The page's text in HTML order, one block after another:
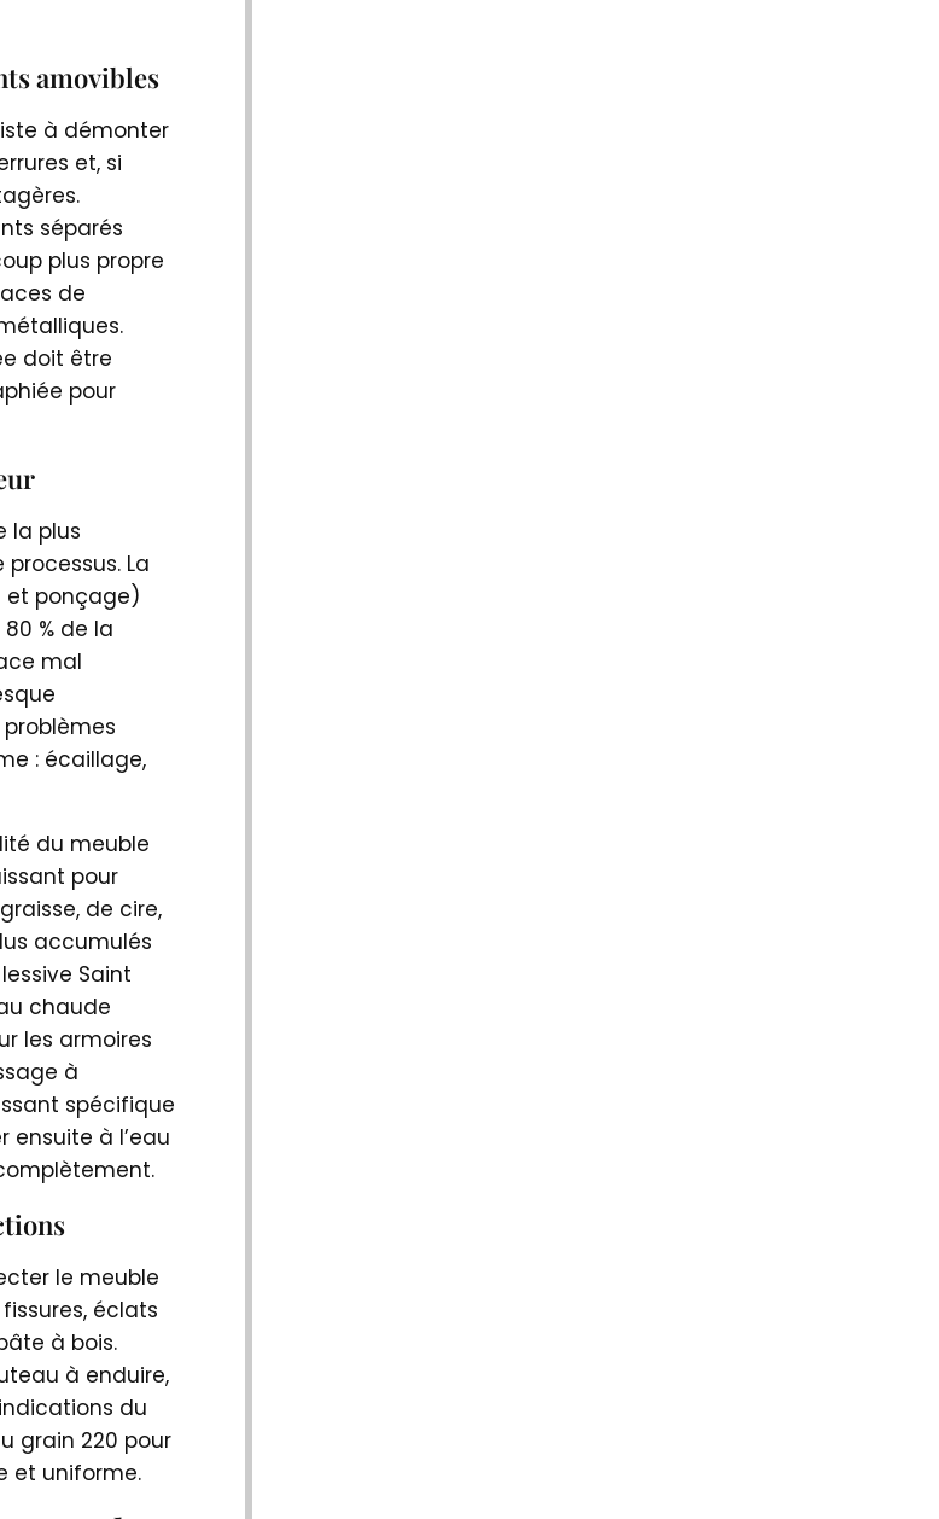
amovibles
à démonter
et, si
séparés
plus propre
de
doit être
pour
la plus
La
et ponçage)
% de la
mal
: écaillage,
du meuble
pour
de cire,
accumulés
Saint
chaude
les armoires
à
spécifique
ensuite à l’eau
le meuble
éclats
à bois.
à enduire,
du
grain 220 pour
et uniforme.